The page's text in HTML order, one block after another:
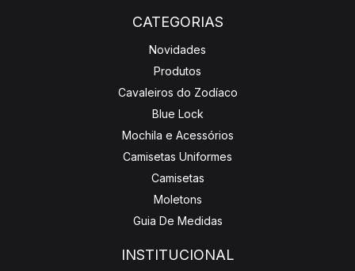
CATEGORIAS
Novidades
Produtos
Cavaleiros do Zodíaco
Blue Lock
Mochila e Acessórios
Camisetas Uniformes
Camisetas
Moletons
Guia De Medidas
INSTITUCIONAL